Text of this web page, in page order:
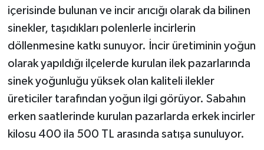
içerisinde bulunan ve incir arıcığı olarak da bilinen
sinekler, taşıdıkları polenlerle incirlerin
döllenmesine katkı sunuyor. İncir üretiminin yoğun
olarak yapıldığı ilçelerde kurulan ilek pazarlarında
sinek yoğunluğu yüksek olan kaliteli ilekler
üreticiler tarafından yoğun ilgi görüyor. Sabahın
erken saatlerinde kurulan pazarlarda erkek incirler
kilosu 400 ila 500 TL arasında satışa sunuluyor.